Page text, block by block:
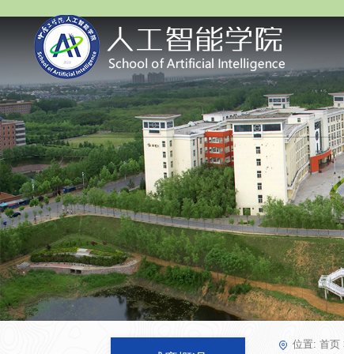
位置: 首页